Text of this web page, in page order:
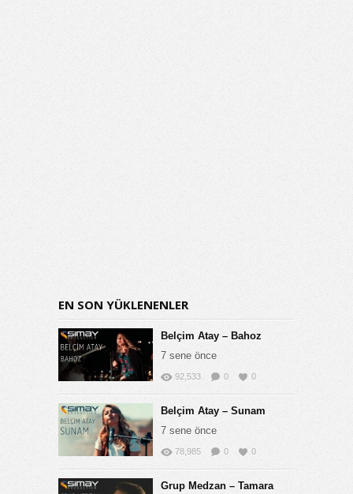
EN SON YÜKLENENLER
Belçim Atay – Bahoz
7 sene önce
92,533 0 0
Belçim Atay – Sunam
7 sene önce
78,985 0 0
Grup Medzan – Tamara